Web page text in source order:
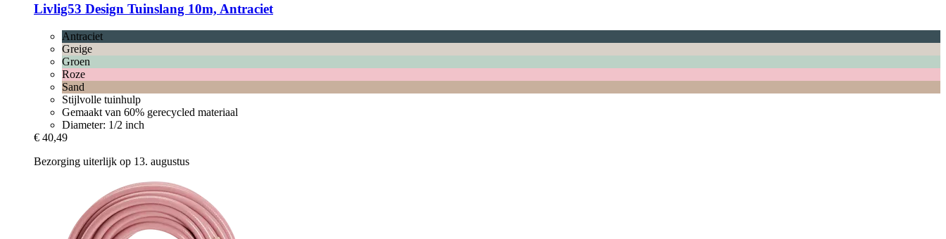
Livlig53 Design Tuinslang 10m, Antraciet
Antraciet
Greige
Groen
Roze
Sand
Stijlvolle tuinhulp
Gemaakt van 60% gerecycled materiaal
Diameter: 1/2 inch
€ 40,49
Bezorging uiterlijk op 13. augustus